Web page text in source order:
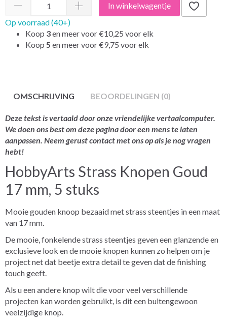
In winkelwagentje
Op voorraad (40+)
Koop 3en meer voor€10,25 voor elk
Koop 5 en meer voor€9,75 voor elk
OMSCHRIJVING BEOORDELINGEN (0)
Deze tekst is vertaald door onze vriendelijke vertaalcomputer.
We doen ons best om deze pagina door een mens te laten
aanpassen. Neem gerust contact met ons op als je nog vragen
hebt!
HobbyArts Strass Knopen Goud
17 mm, 5 stuks
Mooie gouden knoop bezaaid met strass steentjes in een maat
van 17 mm.
De mooie, fonkelende strass steentjes geven een glanzende en
exclusieve look en de mooie knopen kunnen zo helpen om je
project net dat beetje extra detail te geven dat de finishing
touch geeft.
Als u een andere knop wilt die voor veel verschillende
projecten kan worden gebruikt, is dit een buitengewoon
veelzijdige knop.